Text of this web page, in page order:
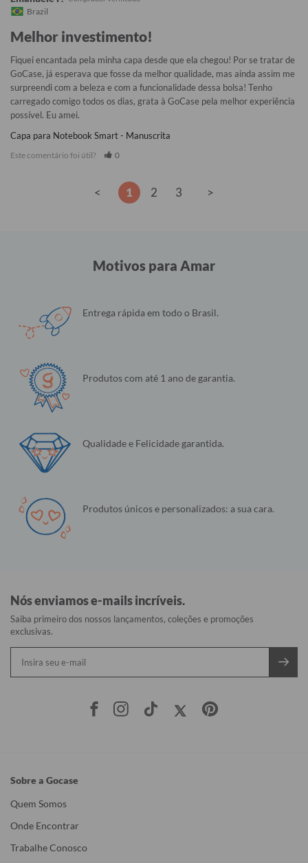
Brazil
Melhor investimento!
Fiquei encantada pela minha capa desde que ela chegou! Por se tratar de
GoCase, já esperava que fosse da melhor qualidade, mas ainda assim me
surpreendi com a beleza e com a funcionalidade dessa bolsa! Tenho
carregado comigo todos os dias, grata à GoCase pela melhor experiência
possível. Eu amei.
Capa para Notebook Smart - Manuscrita
Este comentário foi útil? 0
< 1 2 3 >
Motivos para Amar
Entrega rápida em todo o Brasil.
Produtos com até 1 ano de garantia.
Qualidade e Felicidade garantida.
Produtos únicos e personalizados: a sua cara.
Nós enviamos e-mails incríveis.
Saiba primeiro dos nossos lançamentos, coleções e promoções
exclusivas.
Sobre a Gocase
Quem Somos
Onde Encontrar
Trabalhe Conosco